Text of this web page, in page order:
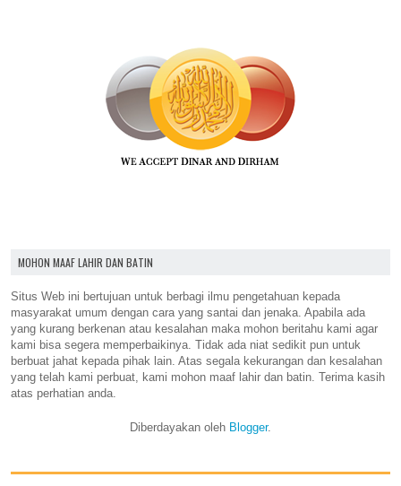
MOHON MAAF LAHIR DAN BATIN
Situs Web ini bertujuan untuk berbagi ilmu pengetahuan kepada
masyarakat umum dengan cara yang santai dan jenaka. Apabila ada
yang kurang berkenan atau kesalahan maka mohon beritahu kami agar
kami bisa segera memperbaikinya. Tidak ada niat sedikit pun untuk
berbuat jahat kepada pihak lain. Atas segala kekurangan dan kesalahan
yang telah kami perbuat, kami mohon maaf lahir dan batin. Terima kasih
atas perhatian anda.
Diberdayakan oleh Blogger.